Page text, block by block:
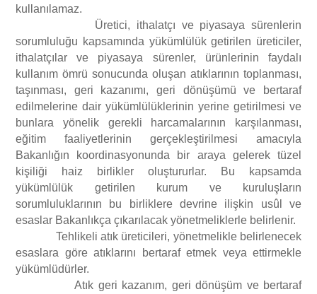
kullanılamaz.
Üretici, ithalatçı ve piyasaya sürenlerin
sorumluluğu kapsamında yükümlülük getirilen üreticiler,
ithalatçılar ve piyasaya sürenler, ürünlerinin faydalı
kullanım ömrü sonucunda oluşan atıklarının toplanması,
taşınması, geri kazanımı, geri dönüşümü ve bertaraf
edilmelerine dair yükümlülüklerinin yerine getirilmesi ve
bunlara yönelik gerekli harcamalarının karşılanması,
eğitim faaliyetlerinin gerçekleştirilmesi amacıyla
Bakanlığın koordinasyonunda bir araya gelerek tüzel
kişiliği haiz birlikler oluştururlar. Bu kapsamda
yükümlülük getirilen kurum ve kuruluşların
sorumluluklarının bu birliklere devrine ilişkin usûl ve
esaslar Bakanlıkça çıkarılacak yönetmeliklerle belirlenir.
Tehlikeli atık üreticileri, yönetmelikle belirlenecek
esaslara göre atıklarını bertaraf etmek veya ettirmekle
yükümlüdürler.
Atık geri kazanım, geri dönüşüm ve bertaraf